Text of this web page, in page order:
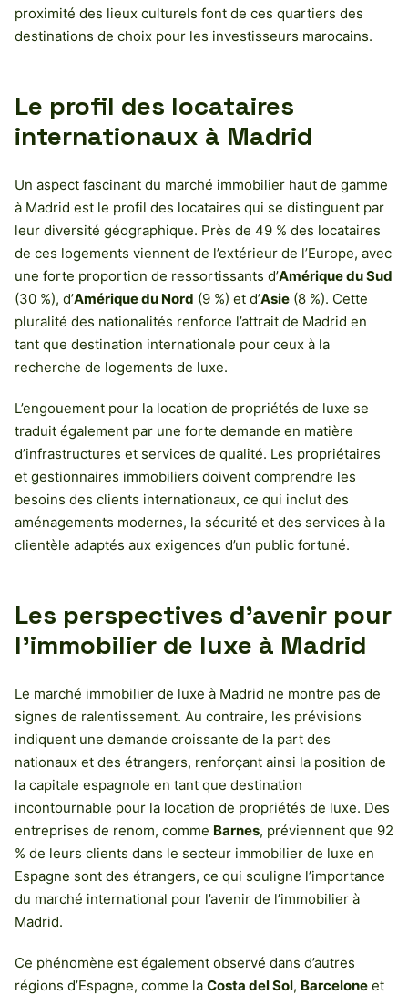
proximité des lieux culturels font de ces quartiers des
destinations de choix pour les investisseurs marocains.
Le profil des locataires
internationaux à Madrid
Un aspect fascinant du marché immobilier haut de gamme
à Madrid est le profil des locataires qui se distinguent par
leur diversité géographique. Près de 49 % des locataires
de ces logements viennent de l’extérieur de l’Europe, avec
une forte proportion de ressortissants d’Amérique du Sud
(30 %), d’Amérique du Nord (9 %) et d’Asie (8 %). Cette
pluralité des nationalités renforce l’attrait de Madrid en
tant que destination internationale pour ceux à la
recherche de logements de luxe.
L’engouement pour la location de propriétés de luxe se
traduit également par une forte demande en matière
d’infrastructures et services de qualité. Les propriétaires
et gestionnaires immobiliers doivent comprendre les
besoins des clients internationaux, ce qui inclut des
aménagements modernes, la sécurité et des services à la
clientèle adaptés aux exigences d’un public fortuné.
Les perspectives d’avenir pour
l’immobilier de luxe à Madrid
Le marché immobilier de luxe à Madrid ne montre pas de
signes de ralentissement. Au contraire, les prévisions
indiquent une demande croissante de la part des
nationaux et des étrangers, renforçant ainsi la position de
la capitale espagnole en tant que destination
incontournable pour la location de propriétés de luxe. Des
entreprises de renom, comme Barnes, préviennent que 92
% de leurs clients dans le secteur immobilier de luxe en
Espagne sont des étrangers, ce qui souligne l’importance
du marché international pour l’avenir de l’immobilier à
Madrid.
Ce phénomène est également observé dans d’autres
régions d’Espagne, comme la Costa del Sol, Barcelone et